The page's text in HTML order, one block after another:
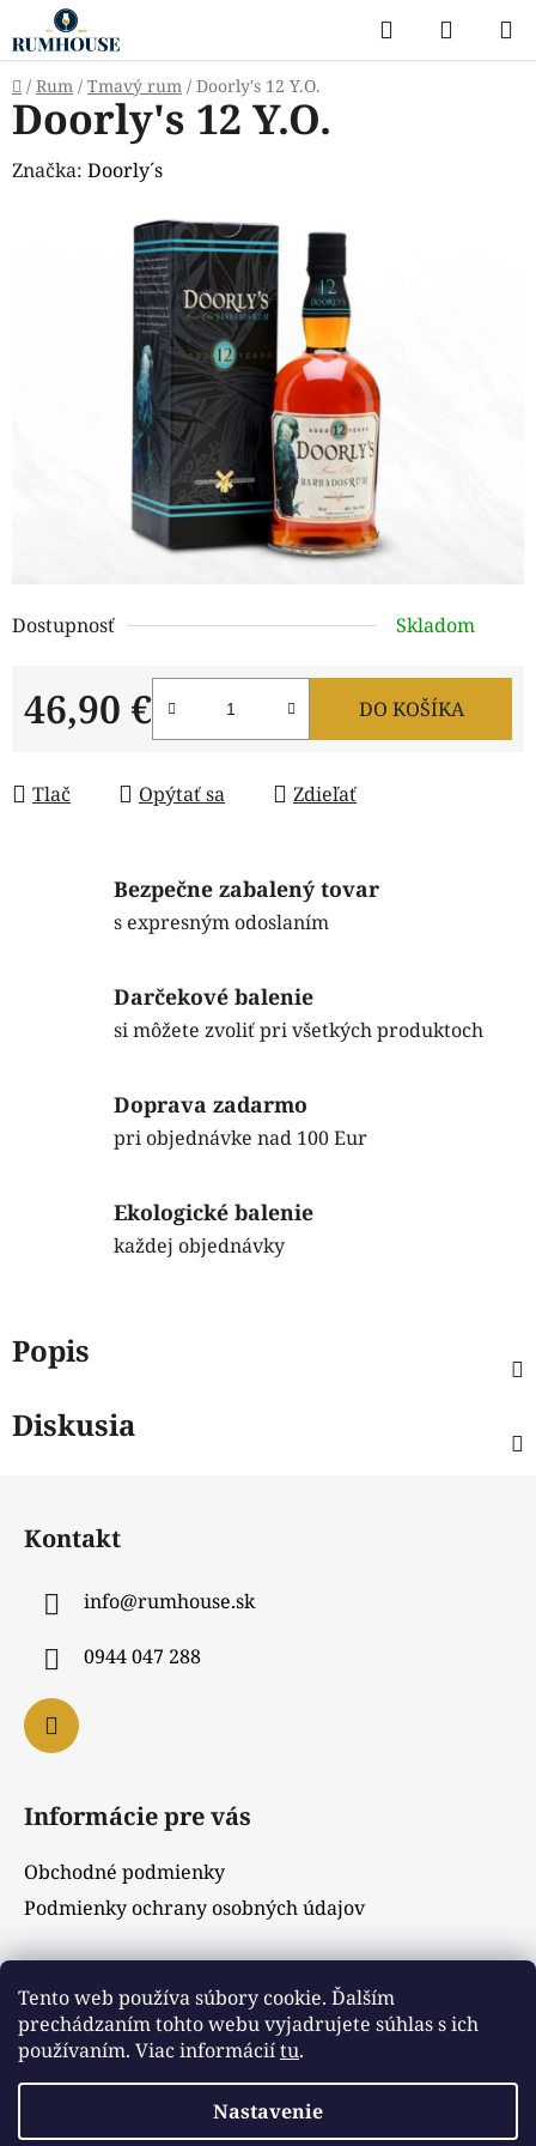
Tento web používa súbory cookie. Ďalším
prechádzaním tohto webu vyjadrujete súhlas s ich
používaním. Viac informáciítu.
Nastavenie
na
obsah
Hľadať
KOŠÍK
Domov
/ Rum / Tmavý rum / Doorly's 12 Y.O.
Dostupnosť Skladom
46,90 €
Jednotková cena:
DO KOŠÍKA
Tlač Opýtať sa Zdieľať
Doorly's 12 Y.O.
Značka: Doorly´s
Bezpečne zabalený tovar
s expresným odoslaním
Darčekové balenie
si môžete zvoliť pri všetkých produktoch
Doprava zadarmo
pri objednávke nad 100 Eur
Ekologické balenie
každej objednávky
Popis
Diskusia
Kontakt
info@rumhouse.sk
0944 047 288
Informácie pre vás
Obchodné podmienky
Podmienky ochrany osobných údajov
Vyhľadávanie
HĽADAŤ